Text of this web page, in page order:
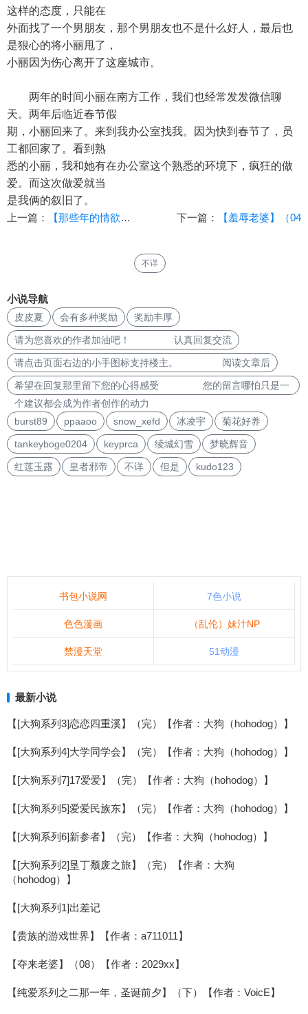
这样的态度，只能在
外面找了一个男朋友，那个男朋友也不是什么好人，最后也
是狠心的将小丽甩了，
小丽因为伤心离开了这座城市。
两年的时间小丽在南方工作，我们也经常发发微信聊
天。两年后临近春节假
期，小丽回来了。来到我办公室找我。因为快到春节了，员
工都回家了。看到熟
悉的小丽，我和她有在办公室这个熟悉的环境下，疯狂的做
爱。而这次做爱就当
是我俩的叙旧了。
上一篇：
【那些年的情欲】（14）【作者：妲己】 下一篇： 【羞辱老婆】（04
不详
小说导航
皮皮夏 会有多种奖励 奖励丰厚
请为您喜欢的作者加油吧！ 认真回复交流
请点击页面右边的小手图标支持楼主。 阅读文章后
希望在回复那里留下您的心得感受 您的留言哪怕只是一
个建议都会成为作者创作的动力
burst89
ppaaoo snow_xefd 冰凌宇 菊花好养
tankeyboge0204 keyprca 绫城幻雪 梦晓辉音
红莲玉露 皇者邪帝 不详 但是 kudo123
书包小说网 7色小说
色色漫画 （乱伦）妹汁NP
禁漫天堂 51动漫
最新小说
【[大狗系列3]恋恋四重溪】（完）【作者：大狗（hohodog）】
【[大狗系列4]大学同学会】（完）【作者：大狗（hohodog）】
【[大狗系列7]17爱爱】（完）【作者：大狗（hohodog）】
【[大狗系列5]爱爱民族东】（完）【作者：大狗（hohodog）】
【[大狗系列6]新参者】（完）【作者：大狗（hohodog）】
【[大狗系列2]垦丁颓废之旅】（完）【作者：大狗
（hohodog）】
【[大狗系列1]出差记
【贵族的游戏世界】【作者：a711011】
【夺来老婆】（08）【作者：2029xx】
【纯爱系列之二那一年，圣诞前夕】（下）【作者：VoicE】